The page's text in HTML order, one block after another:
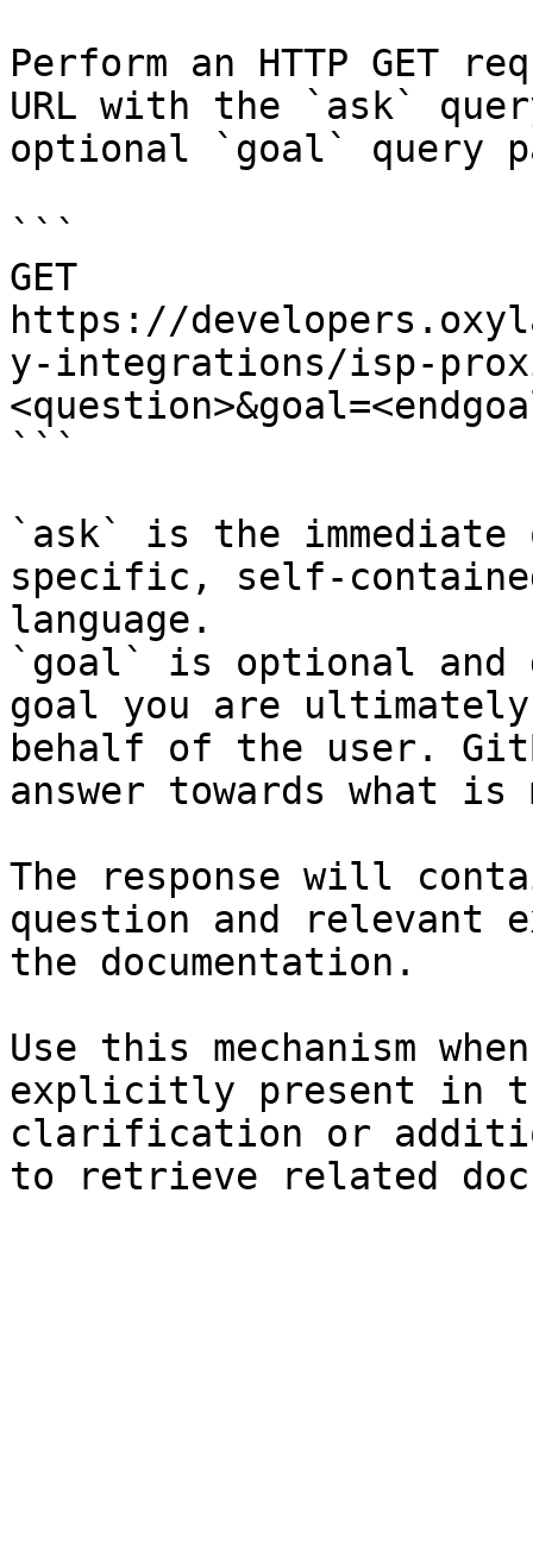
Perform an HTTP GET
URL with the `ask`
optional `goal` query
```
GET
https://
y-integrations/isp-
```
`ask` is the
specific, self-
language.
`goal` is optional and
goal you are
behalf of the user.
answer towards what
The response will
question and relevant
the documentation.
Use this mechanism
explicitly present in
clarification or